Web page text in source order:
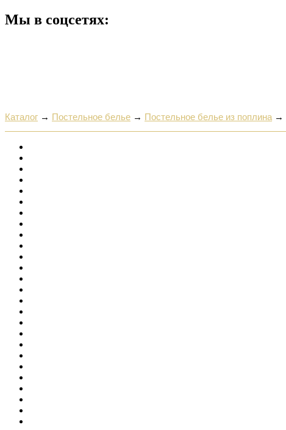
Мы в соцсетях:
Каталог → Постельное белье → Постельное белье из поплина →